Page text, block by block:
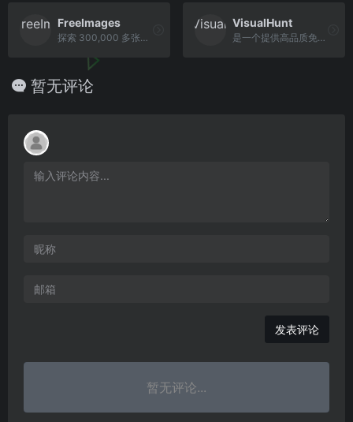
FreeImages
探索 300,000 多张免费素材和免版税图像
VisualHunt
是一个提供高品质免费图片素材的站点
暂无评论
发表评论
暂无评论...